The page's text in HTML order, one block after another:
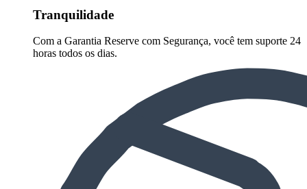
Tranquilidade
Com a Garantia Reserve com Segurança, você tem suporte 24
horas todos os dias.